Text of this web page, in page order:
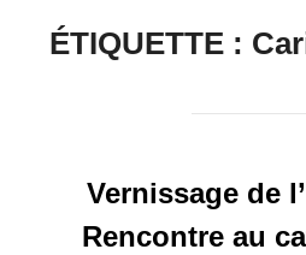
ÉTIQUETTE :
Vernissage de
Rencontre au